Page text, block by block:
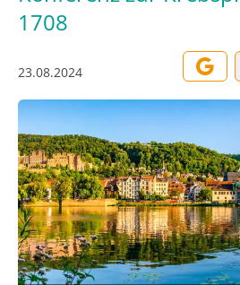
1708
23.08.2024